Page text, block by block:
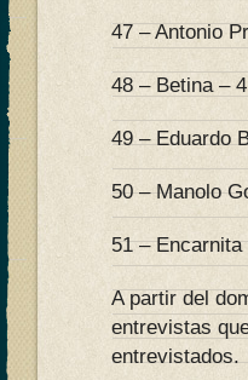
47 – Antonio
48 – Betina –
49 – Eduardo
50 – Manolo
51 –
A partir del
entrevistas
entrevistados.